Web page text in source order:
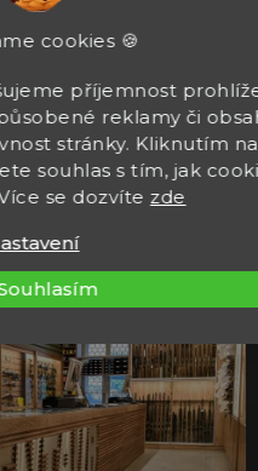
cookies 🍪
příjemnost
reklamy či
stránky. Kliknutím na
souhlas s tím, jak
se dozvíte zde
souhlasíte se
údajů.